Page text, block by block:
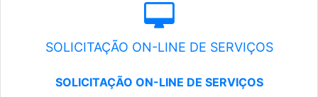
SOLICITAÇÃO ON-LINE DE SERVIÇOS
SOLICITAÇÃO ON-LINE DE SERVIÇOS